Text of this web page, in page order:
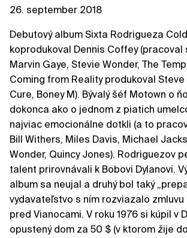
26. september 2018
Debutový album Sixta Rodrigueza
koprodukoval Dennis Coffey (pracoval
Marvin Gaye, Stevie Wonder, The
Coming from Reality produkoval Steve
Cure, Boney M). Bývalý šéf Motown o
dokonca ako o jednom z piatich
najviac emocionálne dotkli (a to
Bill Withers, Miles Davis, Michael
Wonder, Quincy Jones). Rodriguezov
talent prirovnávali k Bobovi Dylanovi.
album sa neujal a druhý bol taký
vydavateľstvo s ním rozviazalo zmluvu
pred Vianocami. V roku 1976 si kúpil v
opustený dom za 50 $ (v ktorom žije